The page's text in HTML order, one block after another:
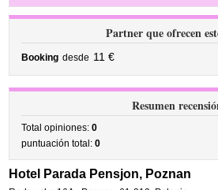
Partner que ofrecen
Booking desde 11 €
Resumen
Total opiniones:0
puntuación total:0
Hotel Parada Pensjon, Poznan